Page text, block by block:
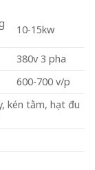
10-15kw
380v 3 pha
600-700 v/p
kén tằm, hạt đu